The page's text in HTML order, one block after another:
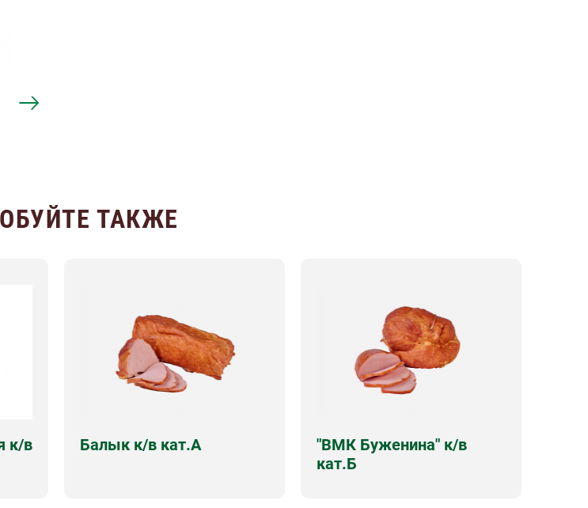
ТАКЖЕ
к/в
Балык к/в кат.А
"ВМК Буженина" к/в
кат.Б